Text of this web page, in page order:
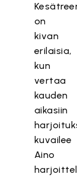
on
kivan
erilaisia,
kun
vertaa
kauden
aikasiin
kuvailee
Aino